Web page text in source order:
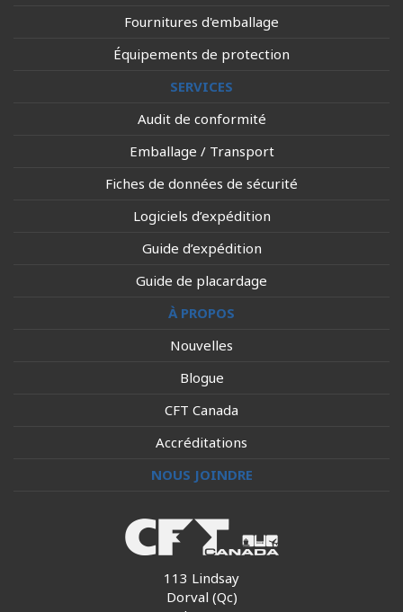
Fournitures d'emballage
Équipements de protection
SERVICES
Audit de conformité
Emballage / Transport
Fiches de données de sécurité
Logiciels d’expédition
Guide d’expédition
Guide de placardage
À PROPOS
Nouvelles
Blogue
CFT Canada
Accréditations
NOUS JOINDRE
113 Lindsay
Dorval (Qc)